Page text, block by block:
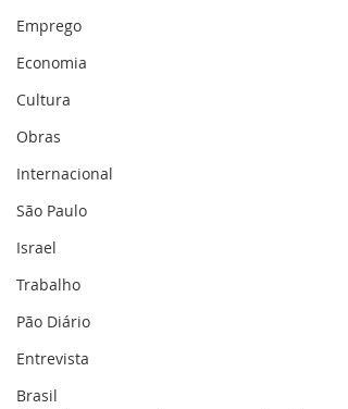
Emprego
Economia
Cultura
Obras
Internacional
São Paulo
Israel
Trabalho
Pão Diário
Entrevista
Brasil